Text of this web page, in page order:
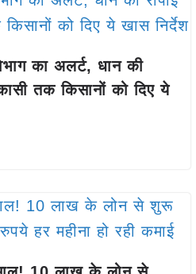
का अलर्ट, धान की
तक किसानों को दिए ये